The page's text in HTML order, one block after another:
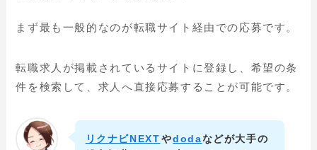
まず最も一般的なのが転職サイト経由での応募です。
転職求人が掲載されているサイトに登録し、希望の条
件を検索して、求人へ直接応募することが可能です。
リクナビNEXTやdodaなどが大手の